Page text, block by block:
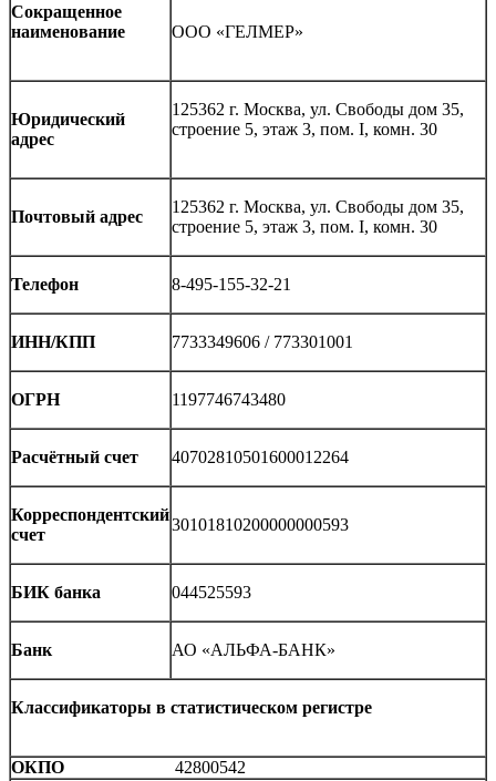
Сокращенное
наименование
ООО «ГЕЛМЕР»
Юридический
адрес
125362 г. Москва, ул. Свободы дом 35,
строение 5, этаж 3, пом. I, комн. 30
Почтовый адрес
125362 г. Москва, ул. Свободы дом 35,
строение 5, этаж 3, пом. I, комн. 30
Телефон 8-495-155-32-21
ИНН/КПП 7733349606 / 773301001
ОГРН 1197746743480
Расчётный счет 40702810501600012264
Корреспондентский
счет
30101810200000000593
БИК банка 044525593
Банк АО «АЛЬФА-БАНК»
Классификаторы в статистическом регистре
ОКПО
42800542